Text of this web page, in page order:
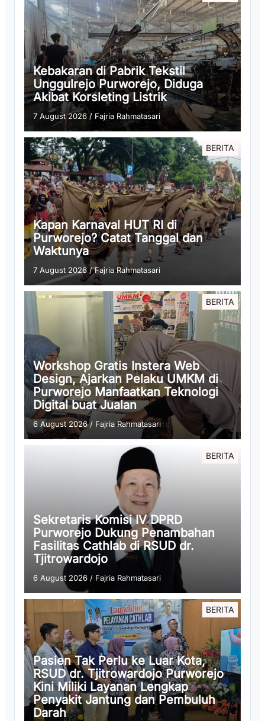
Kebakaran di Pabrik Tekstil
Unggulrejo Purworejo, Diduga
Akibat Korsleting Listrik
7 August 2026/ Fajria Rahmatasari
BERITA
Kapan Karnaval HUT RI di
Purworejo? Catat Tanggal dan
Waktunya
7 August 2026 /Fajria Rahmatasari
BERITA
Workshop Gratis Instera Web
Design, Ajarkan Pelaku UMKM di
Purworejo Manfaatkan Teknologi
Digital buat Jualan
6 August 2026/ Fajria Rahmatasari
BERITA
Sekretaris Komisi IV DPRD
Purworejo Dukung Penambahan
Fasilitas Cathlab di RSUD dr.
Tjitrowardojo
6 August 2026 / Fajria Rahmatasari
BERITA
Pasien Tak Perlu ke Luar Kota,
RSUD dr. Tjitrowardojo Purworejo
Kini Miliki Layanan Lengkap
Penyakit Jantung dan Pembuluh
Darah